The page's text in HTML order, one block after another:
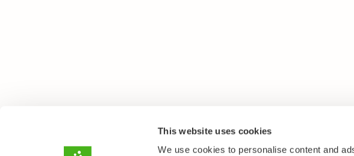
This website uses cookies
We use cookies to personalise content and